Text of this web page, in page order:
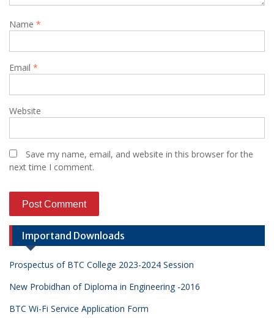
Name *
Email *
Website
Save my name, email, and website in this browser for the
next time I comment.
Importand Downloads
Prospectus of BTC College 2023-2024 Session
New Probidhan of Diploma in Engineering -2016
BTC Wi-Fi Service Application Form